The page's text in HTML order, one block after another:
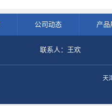
公司动态 产品
联系人：王欢
天